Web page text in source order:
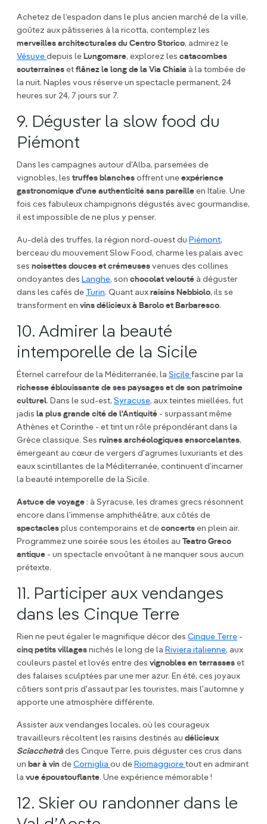
Achetez de l’espadon dans le plus ancien marché de la ville,
goûtez aux pâtisseries à la ricotta, contemplez les
merveilles architecturales du Centro Storico, admirez le
Vésuve depuis le Lungomare, explorez les catacombes
souterraines et flânez le long de la Via Chiaia à la tombée de
la nuit. Naples vous réserve un spectacle permanent, 24
heures sur 24, 7 jours sur 7.
9. Déguster la slow food du
Piémont
Dans les campagnes autour d'Alba, parsemées de
vignobles, les truffes blanches offrent une expérience
gastronomique d'une authenticité sans pareille en Italie. Une
fois ces fabuleux champignons dégustés avec gourmandise,
il est impossible de ne plus y penser.
Au-delà des truffes, la région nord-ouest du Piémont,
berceau du mouvement Slow Food, charme les palais avec
ses noisettes douces et crémeuses venues des collines
ondoyantes des Langhe, son chocolat velouté à déguster
dans les cafés de Turin. Quant aux raisins Nebbiolo, ils se
transforment en vins délicieux à Barolo et Barbaresco.
10. Admirer la beauté
intemporelle de la Sicile
Éternel carrefour de la Méditerranée, la Sicile fascine par la
richesse éblouissante de ses paysages et de son patrimoine
culturel. Dans le sud-est, Syracuse, aux teintes miellées, fut
jadis la plus grande cité de l'Antiquité - surpassant même
Athènes et Corinthe - et tint un rôle prépondérant dans la
Grèce classique. Ses ruines archéologiques ensorcelantes,
émergeant au cœur de vergers d'agrumes luxuriants et des
eaux scintillantes de la Méditerranée, continuent d’incarner
la beauté intemporelle de la Sicile.
Astuce de voyage : à Syracuse, les drames grecs résonnent
encore dans l'immense amphithéâtre, aux côtés de
spectacles plus contemporains et de concerts en plein air.
Programmez une soirée sous les étoiles au Teatro Greco
antique - un spectacle envoûtant à ne manquer sous aucun
prétexte.
11. Participer aux vendanges
dans les Cinque Terre
Rien ne peut égaler le magnifique décor des Cinque Terre -
cinq petits villages nichés le long de la Riviera italienne, aux
couleurs pastel et lovés entre des vignobles en terrasses et
des falaises sculptées par une mer azur. En été, ces joyaux
côtiers sont pris d'assaut par les touristes, mais l'automne y
apporte une atmosphère différente.
Assister aux vendanges locales, où les courageux
travailleurs récoltent les raisins destinés au délicieux
Sciacchetràdes Cinque Terre, puis déguster ces crus dans
un bar à vin de Corniglia ou de Riomaggiore tout en admirant
la vue époustouflante. Une expérience mémorable !
12. Skier ou randonner dans le